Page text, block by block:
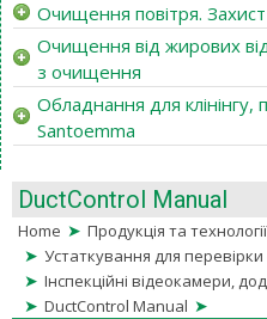
Очищення повітря.
Очищення від жирових
з очищення
Обладнання для клінінгу,
Santoemma
DuctControl Manual
Home ➤ Продукція та технології
➤ Устаткування для
➤ Інспекційні відеокамери,
➤ DuctControl Manual ➤